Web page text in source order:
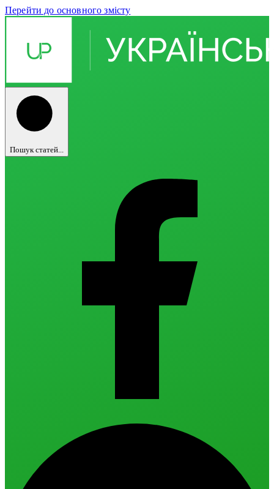
Перейти до основного змісту
Пошук статей...